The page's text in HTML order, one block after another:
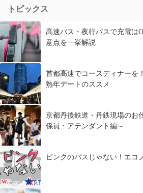
トピックス
高速バス・夜行バスで充電は
意点を一挙解説
首都高速でコースディナーを
熟年デートのススメ
京都丹後鉄道・丹鉄現場のお
係員・アテンダント編～
ピンクのバスじゃない！エコ